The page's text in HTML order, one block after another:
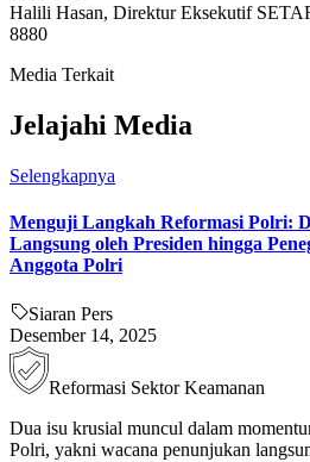
Halili Hasan, Direktur Eksekutif
8880
Media Terkait
Jelajahi Media
Selengkapnya
Menguji Langkah Reformasi Polri:
Langsung oleh Presiden hingga
Anggota Polri
Siaran Pers
Desember 14, 2025
Reformasi Sektor Keamanan
Dua isu krusial muncul dalam
Polri, yakni wacana penunjukan